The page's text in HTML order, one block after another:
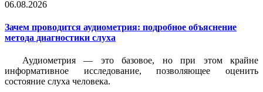
06.08.2026
Зачем проводится аудиометрия: подробное объяснение
метода диагностики слуха
Аудиометрия — это базовое, но при этом крайне
информативное исследование, позволяющее оценить
состояние слуха человека.